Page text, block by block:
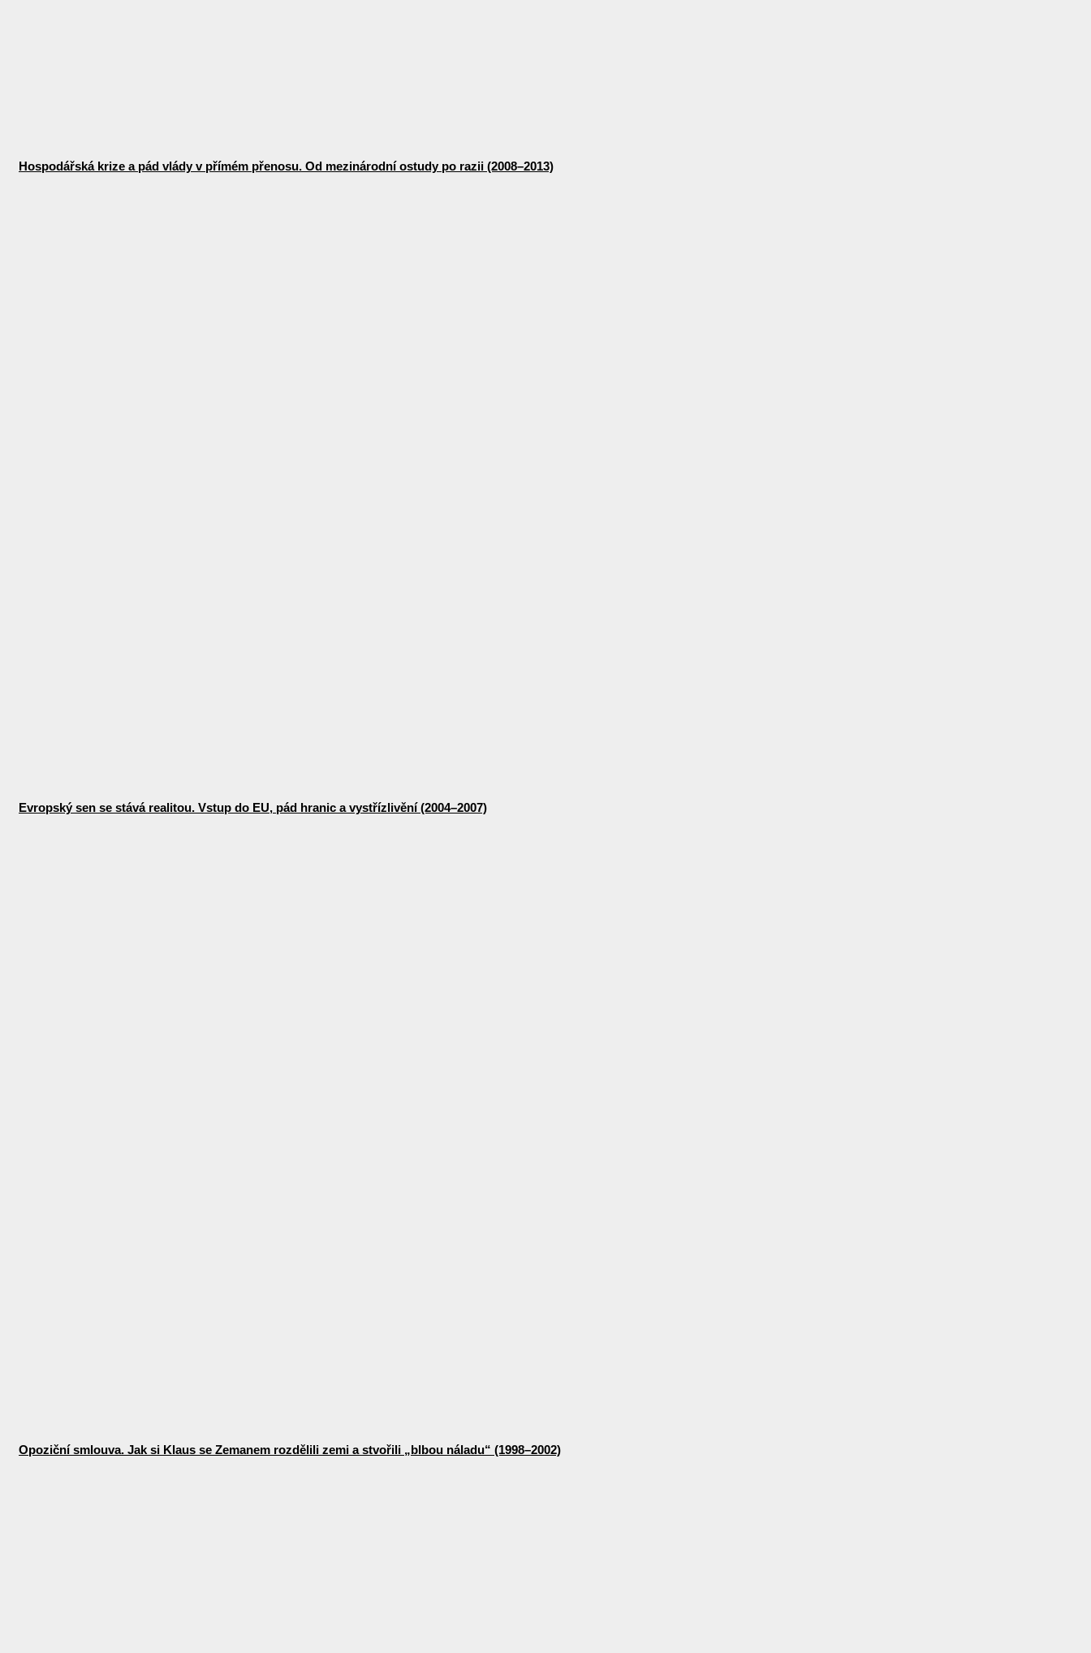
Hospodářská krize a pád vlády v přímém přenosu. Od mezinárodní ostudy po razii (2008–2013)
Evropský sen se stává realitou. Vstup do EU, pád hranic a vystřízlivění (2004–2007)
Opoziční smlouva. Jak si Klaus se Zemanem rozdělili zemi a stvořili „blbou náladu“ (1998–2002)